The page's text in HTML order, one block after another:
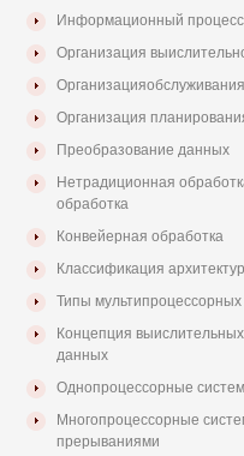
Информационный
Организация
Организация
Преобразование данных
Нетрадиционная
обработка
Конвейерная обработка
Классификация
Типы мультипроцессорных
Концепция
данных
Однопроцессорные
Многопроцессорные
прерываниями